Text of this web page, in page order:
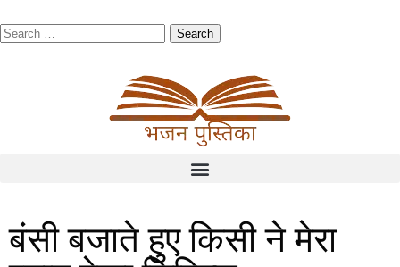
बंसी बजाते हुए किसी ने मेरा